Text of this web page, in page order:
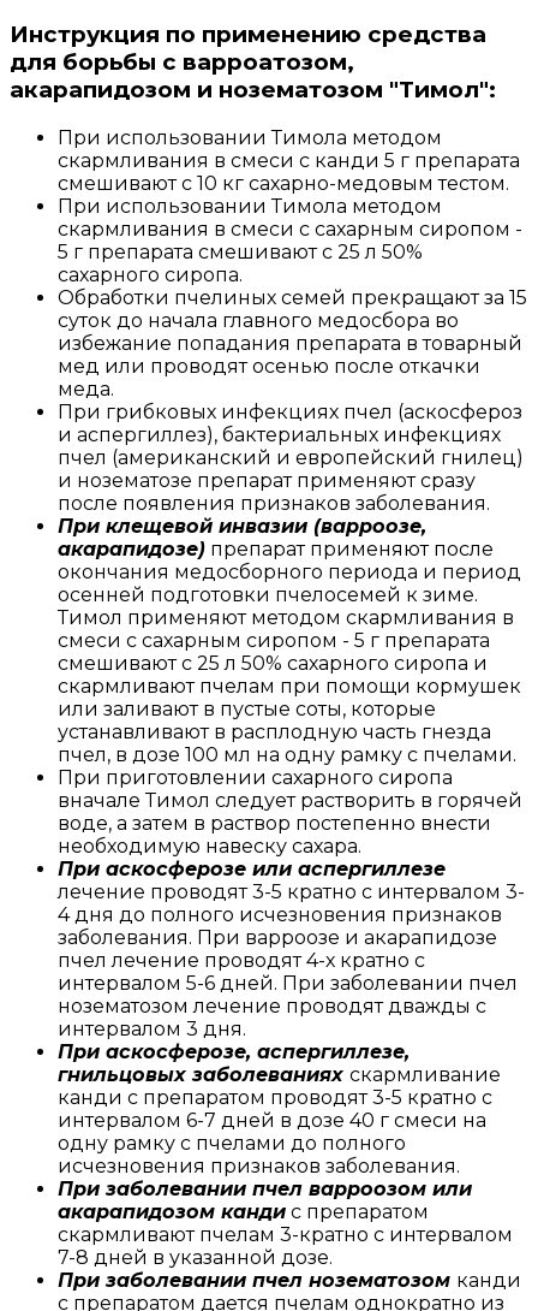
Инструкция по применению средства
для борьбы с варроатозом,
акарапидозом и нозематозом "Тимол":
При использовании Тимола методом
скармливания в смеси с канди 5 г препарата
смешивают с 10 кг сахарно-медовым тестом.
При использовании Тимола методом
скармливания в смеси с сахарным сиропом -
5 г препарата смешивают с 25 л 50%
сахарного сиропа.
Обработки пчелиных семей прекращают за 15
суток до начала главного медосбора во
избежание попадания препарата в товарный
мед или проводят осенью после откачки
меда.
При грибковых инфекциях пчел (аскосфероз
и аспергиллез), бактериальных инфекциях
пчел (американский и европейский гнилец)
и нозематозе препарат применяют сразу
после появления признаков заболевания.
При клещевой инвазии (варроозе,
акарапидозе) препарат применяют после
окончания медосборного периода и период
осенней подготовки пчелосемей к зиме.
Тимол применяют методом скармливания в
смеси с сахарным сиропом - 5 г препарата
смешивают с 25 л 50% сахарного сиропа и
скармливают пчелам при помощи кормушек
или заливают в пустые соты, которые
устанавливают в расплодную часть гнезда
пчел, в дозе 100 мл на одну рамку с пчелами.
При приготовлении сахарного сиропа
вначале Тимол следует растворить в горячей
воде, а затем в раствор постепенно внести
необходимую навеску сахара.
При аскосферозе или аспергиллезе
лечение проводят 3-5 кратно с интервалом 3-
4 дня до полного исчезновения признаков
заболевания. При варроозе и акарапидозе
пчел лечение проводят 4-х кратно с
интервалом 5-6 дней. При заболевании пчел
нозематозом лечение проводят дважды с
интервалом 3 дня.
При аскосферозе, аспергиллезе,
гнильцовых заболеваниях скармливание
канди с препаратом проводят 3-5 кратно с
интервалом 6-7 дней в дозе 40 г смеси на
одну рамку с пчелами до полного
исчезновения признаков заболевания.
При заболевании пчел варроозом или
акарапидозом канди с препаратом
скармливают пчелам 3-кратно с интервалом
7-8 дней в указанной дозе.
При заболевании пчел нозематозом канди
с препаратом дается пчелам однократно из